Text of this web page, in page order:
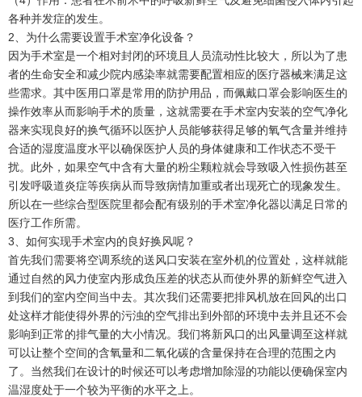
各种并发症的发生。
2、为什么需要设置手术室净化设备？
因为手术室是一个相对封闭的环境且人员流动性比较大，所以为了患
者的生命安全和减少院内感染率就需要配置相应的医疗器械来满足这
些需求。其中医用口罩是常用的防护用品，而佩戴口罩会影响医生的
操作效率从而影响手术的质量，这就需要在手术室内安装的空气净化
器来实现良好的换气循环以医护人员能够获得足够的氧气含量并维持
合适的湿度温度水平以确保医护人员的身体健康和工作状态不受干
扰。此外，如果空气中含有大量的粉尘颗粒就会导致吸入性损伤甚至
引发呼吸道炎症等疾病从而导致病情加重或者出现死亡的现象发生。
所以在一些综合型医院里都会配有级别的手术室净化器以满足日常的
医疗工作所需。
3、如何实现手术室内的良好换风呢？
首先我们需要将空调系统的送风口安装在室外机的位置处，这样就能
通过自然的风力使室内形成负压差的状态从而使外界的新鲜空气进入
到我们的室内空间当中去。其次我们还需要把排风机放在回风的出口
处这样才能使得外界的污浊的空气排出到外部的环境中去并且还不会
影响到正常的排气量的大小情况。我们将新风口的出风量调至这样就
可以让整个空间的含氧量和二氧化碳的含量保持在合理的范围之内
了。当然我们在设计的时候还可以考虑增加除湿的功能以便确保室内
温湿度处于一个较为平衡的水平之上。